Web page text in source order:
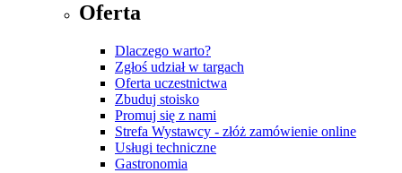
Oferta
Dlaczego warto?
Zgłoś udział w targach
Oferta uczestnictwa
Zbuduj stoisko
Promuj się z nami
Strefa Wystawcy - złóż zamówienie online
Usługi techniczne
Gastronomia